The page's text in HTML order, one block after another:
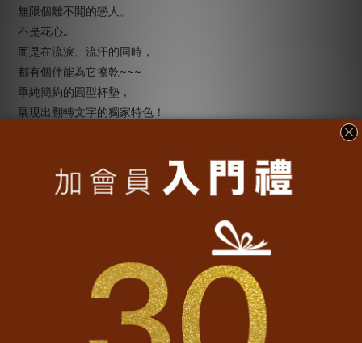
無限個離不開的戀人。
不是花心..
而是在流淚、流汗的同時，
都有個伴能為它擦乾~~~
單純簡約的圓型杯墊，
展現出翻轉文字的獨家特色！
............................................................
【商品組合、產地、材質】
11cm
• 印工：多色印刷